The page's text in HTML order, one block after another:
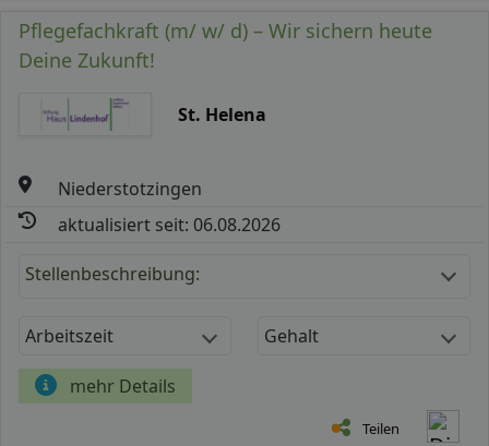
Pflegefachkraft (m/ w/ d) – Wir sichern heute
Deine Zukunft!
St. Helena
Niederstotzingen
aktualisiert seit: 06.08.2026
Stellenbeschreibung:
Arbeitszeit Gehalt
mehr Details
Teilen